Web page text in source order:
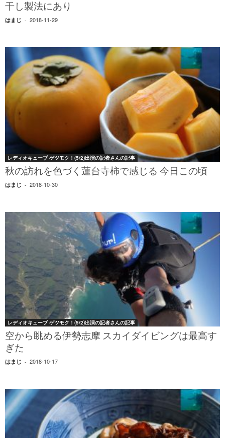
干し製法にあり
はまじ - 2018-11-29
レディオキューブ ゲツモク！(5/2)出演の記者さんの記事
秋の訪れを色づく蓮台寺柿で感じる 今日この頃
はまじ - 2018-10-30
レディオキューブ ゲツモク！(5/2)出演の記者さんの記事
空から眺める伊勢志摩 スカイダイビングは最高す
ぎた
はまじ - 2018-10-17